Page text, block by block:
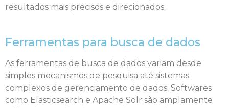
resultados mais precisos e direcionados.
Ferramentas para busca de dados
As ferramentas de busca de dados variam desde
simples mecanismos de pesquisa até sistemas
complexos de gerenciamento de dados. Softwares
como Elasticsearch e Apache Solr são amplamente